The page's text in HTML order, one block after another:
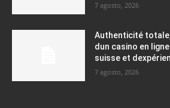
7 agosto, 2026
Authenticité
dun casino en
suisse et
7 agosto, 2026